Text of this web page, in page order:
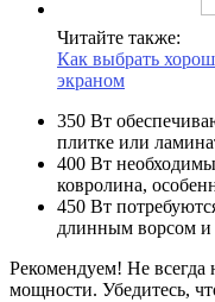
Читайте также:
Как выбрать
экраном
350 Вт
плитке или
400 Вт
ковролина,
450 Вт
длинным ворсом и
Рекомендуем! Не всегда
мощности. Убедитесь,